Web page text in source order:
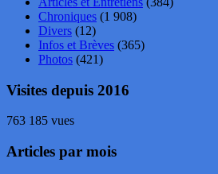
Chroniques (1 908)
Divers (12)
Infos et Brèves (365)
Photos (421)
Visites depuis 2016
763 185 vues
Articles par mois